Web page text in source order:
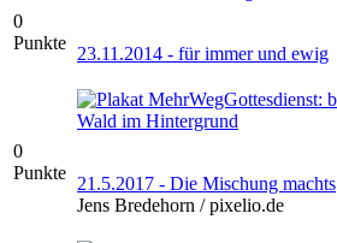
0
Punkte
23.11.2014 - für immer und ewig
0
Punkte
21.5.2017 - Die Mischung machts
Jens Bredehorn / pixelio.de